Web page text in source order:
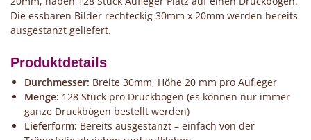
Die essbaren Bilder rechteckig 30mm x 20mm werden bereits
ausgestanzt geliefert.
Produktdetails
Durchmesser: Breite 30mm, Höhe 20 mm pro Aufleger
Menge: 128 Stück pro Druckbogen (es können nur immer
ganze Druckbögen bestellt werden)
Lieferform: Bereits ausgestanzt – einfach von der